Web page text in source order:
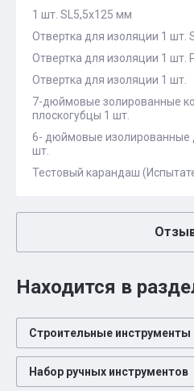
1 шт. SL5,5x125 мм
Отвертка для изоляции 1 шт.
Отвертка для изоляции 1 шт.
Отвертка для изоляции 1 шт.
7-дюймовые золированные
плоскогубцы 1 шт.
6- дюймовые изолированные
шт.
Тестовый карандаш
Находится в
Строительные инструменты
Набор ручных инструментов